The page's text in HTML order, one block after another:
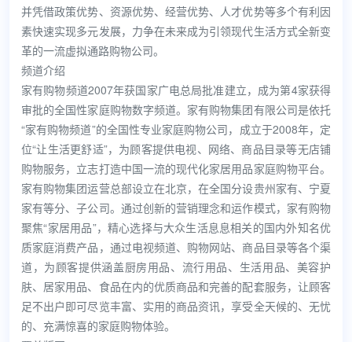
并凭借政策优势、资源优势、经营优势、人才优势等多个有利因
素快速实现多元发展，力争在未来成为引领现代生活方式全新变
革的一流虚拟通路购物公司。
频道介绍
家有购物频道2007年获国家广电总局批准建立，成为第4家获得
审批的全国性家庭购物数字频道。家有购物集团有限公司是依托
“家有购物频道”的全国性专业家庭购物公司，成立于2008年，定
位“让生活更舒适”，为顾客提供电视、网络、商品目录等无店铺
购物服务，立志打造中国一流的现代化家居用品家庭购物平台。
家有购物集团运营总部设立在北京，在全国分设贵州家有、宁夏
家有等分、子公司。通过创新的营销理念和运作模式，家有购物
聚焦“家居用品”，精心选择与大众生活息息相关的国内外知名优
质家庭消费产品，通过电视频道、购物网站、商品目录等各个渠
道，为顾客提供涵盖厨房用品、流行用品、生活用品、美容护
肤、居家用品、食品在内的优质商品和完善的配套服务，让顾客
足不出户即可尽览丰富、实用的商品资讯，享受全天候的、无忧
的、充满惊喜的家庭购物体验。